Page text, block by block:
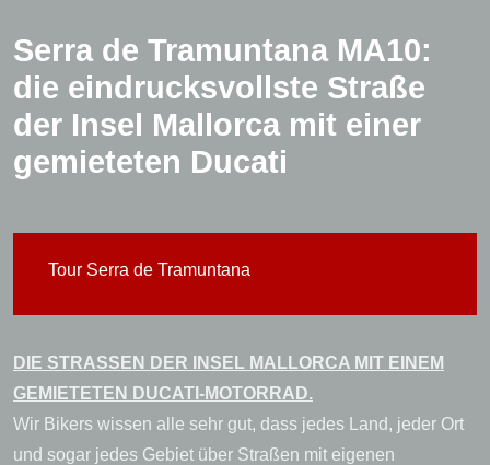
Serra de Tramuntana MA10:
die eindrucksvollste Straße
der Insel Mallorca mit einer
gemieteten Ducati
Tour Serra de Tramuntana
DIE STRASSEN DER INSEL MALLORCA MIT EINEM
GEMIETETEN DUCATI-MOTORRAD.
Wir Bikers wissen alle sehr gut, dass jedes Land, jeder Ort
und sogar jedes Gebiet über Straßen mit eigenen